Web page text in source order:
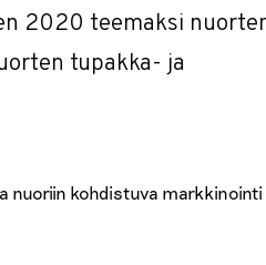
2020 teemaksi
tupakka- ja
nuoriin kohdistuva markkinointi